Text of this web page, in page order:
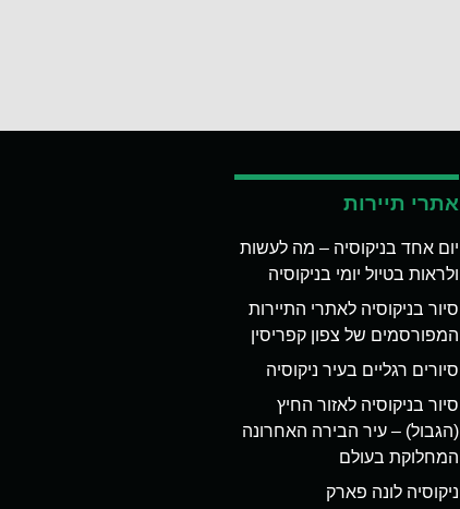
אתרי תיירות
יום אחד בניקוסיה – מה לעשות
ולראות בטיול יומי בניקוסיה
סיור בניקוסיה לאתרי התיירות
המפורסמים של צפון קפריסין
סיורים רגליים בעיר ניקוסיה
סיור בניקוסיה לאזור החיץ
(הגבול) – עיר הבירה האחרונה
המחלוקת בעולם
ניקוסיה לונה פארק